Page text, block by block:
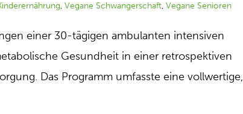
,Vegane Schwangerschaft,Vegane Senioren
einer 30-tägigen ambulanten intensiven
Gesundheit in einer retrospektiven
Das Programm umfasste eine vollwertige,